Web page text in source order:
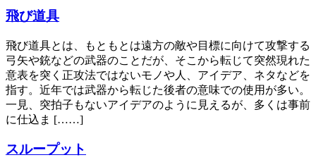
飛び道具
飛び道具とは、もともとは遠方の敵や目標に向けて攻撃する
弓矢や銃などの武器のことだが、そこから転じて突然現れた
意表を突く正攻法ではないモノや人、アイデア、ネタなどを
指す。近年では武器から転じた後者の意味での使用が多い。
一見、突拍子もないアイデアのように見えるが、多くは事前
に仕込ま [……]
スループット